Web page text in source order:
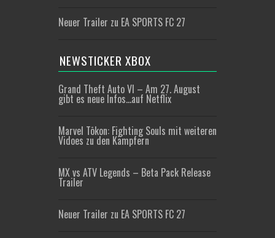
Neuer Trailer zu EA SPORTS FC 27
NEWSTICKER XBOX
Grand Theft Auto VI – Am 27. August
gibt es neue Infos…auf Netflix
Marvel Tōkon: Fighting Souls mit weiteren
Vidoes zu den Kämpfern
MX vs ATV Legends – Beta Pack Release
Trailer
Neuer Trailer zu EA SPORTS FC 27